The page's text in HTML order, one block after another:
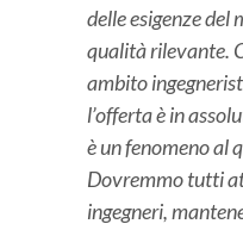
delle esigenze del
qualità rilevante.
ambito
l’offerta è in
è un fenomeno al
Dovremmo tutti
ingegneri,